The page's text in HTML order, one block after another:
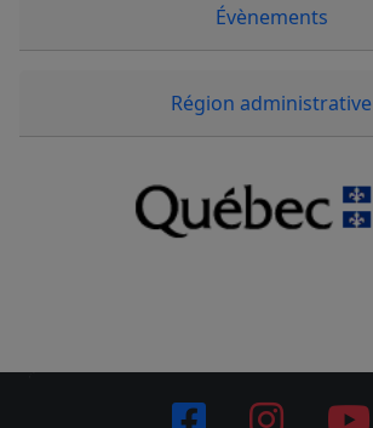
Évènements
Région administrative